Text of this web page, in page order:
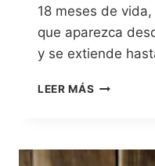
18 meses de
que aparezca
y se extiende
LEER MÁS